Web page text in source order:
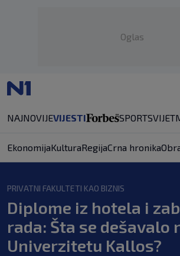
Oglas
NAJNOVIJEVIJESTI SPORTSVIJET
EkonomijaKulturaRegijaCrna hronika
PRIVATNI FAKULTETI KAO BIZNIS
Diplome iz hotela i
rada: Šta se dešavalo
Univerzitetu Kallos?